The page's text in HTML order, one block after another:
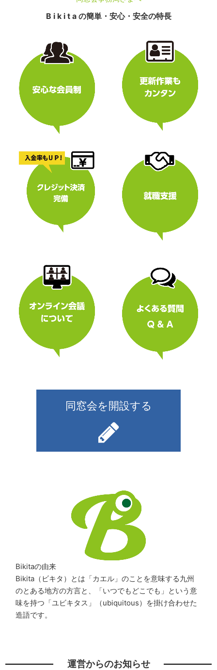
B i k i t a の簡単・安心・安全の特長
同窓会を開設する
Bikitaの由来
Bikita（ビキタ）とは「カエル」のことを意味する九州
のとある地方の方言と、「いつでもどこでも」という意
味を持つ「ユビキタス」（ubiquitous）を掛け合わせた
造語です。
運営からのお知らせ